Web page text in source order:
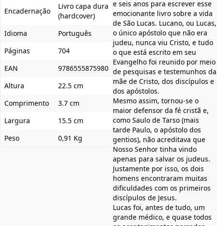
Encadernação
Livro capa dura
(hardcover)
Idioma
Português
Páginas
704
EAN
9786555875980
Altura
22.5 cm
Comprimento
3.7 cm
Largura
15.5 cm
Peso
0,91 Kg
e seis anos para escrever esse
emocionante livro sobre a vida
de São Lucas. Lucano, ou Lucas,
o único apóstolo que não era
judeu, nunca viu Cristo, e tudo
o que está escrito em seu
Evangelho foi reunido por meio
de pesquisas e testemunhos da
mãe de Cristo, dos discípulos e
dos apóstolos.
Mesmo assim, tornou-se o
maior defensor da fé cristã e,
como Saulo de Tarso (mais
tarde Paulo, o apóstolo dos
gentios), não acreditava que
Nosso Senhor tinha vindo
apenas para salvar os judeus.
Justamente por isso, os dois
homens encontraram muitas
dificuldades com os primeiros
discípulos de Jesus.
Lucas foi, antes de tudo, um
grande médico, e quase todos